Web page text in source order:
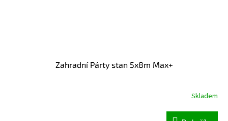
Zahradní Párty stan 5x8m Max+
Skladem